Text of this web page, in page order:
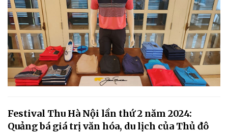
Festival Thu Hà Nội lần thứ 2 năm 2024:
Quảng bá giá trị văn hóa, du lịch của Thủ đô